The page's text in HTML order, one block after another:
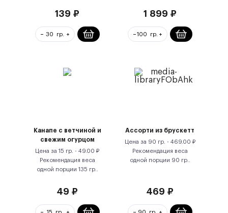
139 ₽ 1 899 ₽
Канапе с ветчиной и
свежим огурцом
Цена за 15 гр. - 49.00 ₽
Рекомендация веса
одной порции 135 гр.
49 ₽
Ассорти из брускетт
Цена за 90 гр. - 469.00 ₽
Рекомендация веса
одной порции 90 гр.
469 ₽